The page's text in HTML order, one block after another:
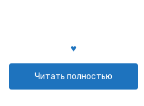
Читать полностью